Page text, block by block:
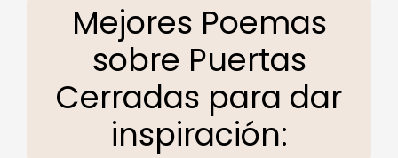
Mejores Poemas
sobre Puertas
Cerradas para dar
inspiración: